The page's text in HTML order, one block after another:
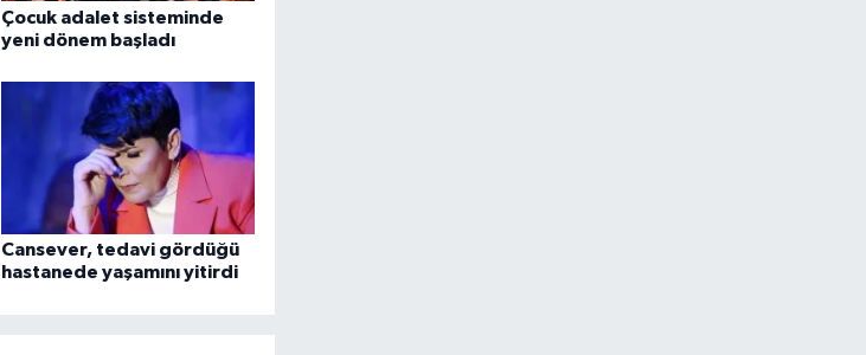
Çocuk adalet sisteminde
yeni dönem başladı
Cansever, tedavi gördüğü
hastanede yaşamını yitirdi